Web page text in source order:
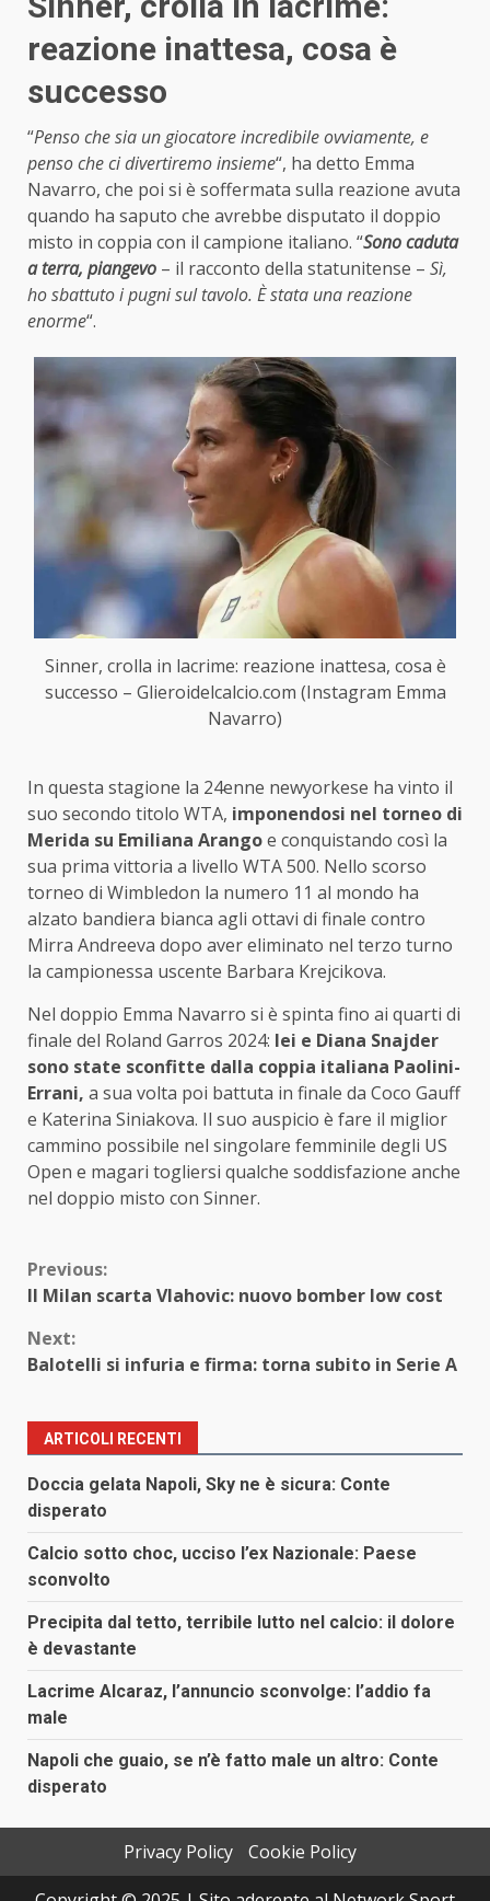
reazione inattesa, cosa è
successo
“Penso che sia un giocatore incredibile ovviamente, e
penso che ci divertiremo insieme“, ha detto Emma
Navarro, che poi si è soffermata sulla reazione avuta
quando ha saputo che avrebbe disputato il doppio
misto in coppia con il campione italiano. “Sono caduta
a terra, piangevo – il racconto della statunitense – Sì,
ho sbattuto i pugni sul tavolo. È stata una reazione
enorme“.
Sinner, crolla in lacrime: reazione inattesa, cosa è
successo – Glieroidelcalcio.com (Instagram Emma
Navarro)
In questa stagione la 24enne newyorkese ha vinto il
suo secondo titolo WTA, imponendosi nel torneo di
Merida su Emiliana Arangoe conquistando così la
sua prima vittoria a livello WTA 500. Nello scorso
torneo di Wimbledon la numero 11 al mondo ha
alzato bandiera bianca agli ottavi di finale contro
Mirra Andreeva dopo aver eliminato nel terzo turno
la campionessa uscente Barbara Krejcikova.
Nel doppio Emma Navarro si è spinta fino ai quarti di
finale del Roland Garros 2024: lei e Diana Snajder
sono state sconfitte dalla coppia italiana Paolini-
Errani, a sua volta poi battuta in finale da Coco Gauff
e Katerina Siniakova. Il suo auspicio è fare il miglior
cammino possibile nel singolare femminile degli US
Open e magari togliersi qualche soddisfazione anche
nel doppio misto con Sinner.
Continue
Previous:
Il Milan scarta Vlahovic: nuovo bomber low cost
Next:
Balotelli si infuria e firma: torna subito in Serie A
ARTICOLI RECENTI
Doccia gelata Napoli, Sky ne è sicura: Conte
disperato
Calcio sotto choc, ucciso l’ex Nazionale: Paese
sconvolto
Precipita dal tetto, terribile lutto nel calcio: il dolore
è devastante
Lacrime Alcaraz, l’annuncio sconvolge: l’addio fa
male
Napoli che guaio, se n’è fatto male un altro: Conte
disperato
Privacy Policy
Cookie Policy